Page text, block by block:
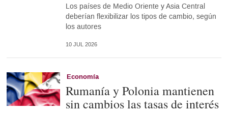
Los países de Medio Oriente y Asia Central
deberían flexibilizar los tipos de cambio, según
los autores
10 JUL 2026
Economía
Rumanía y Polonia mantienen
sin cambios las tasas de interés